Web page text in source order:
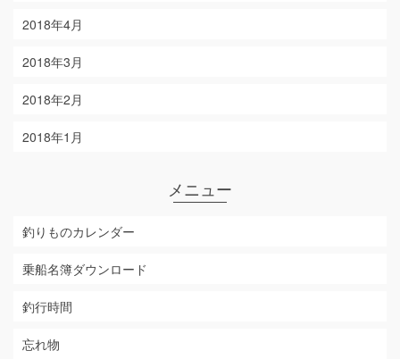
2018年4月
2018年3月
2018年2月
2018年1月
メニュー
釣りものカレンダー
乗船名簿ダウンロード
釣行時間
忘れ物